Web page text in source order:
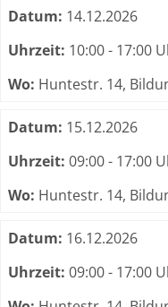
Termine zum dieser
Datum: 14.12.2026
Uhrzeit: 10:00 - 17:00
Wo: Huntestr. 14,
Datum: 15.12.2026
Uhrzeit: 09:00 - 17:00
Wo: Huntestr. 14,
Datum: 16.12.2026
Uhrzeit: 09:00 - 17:00